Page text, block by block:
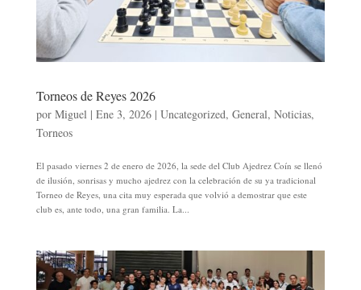
Torneos de Reyes 2026
por Miguel| Ene 3, 2026| Uncategorized, General, Noticias,
Torneos
El pasado viernes 2 de enero de 2026, la sede del Club Ajedrez Coín se llenó
de ilusión, sonrisas y mucho ajedrez con la celebración de su ya tradicional
Torneo de Reyes, una cita muy esperada que volvió a demostrar que este
club es, ante todo, una gran familia. La...